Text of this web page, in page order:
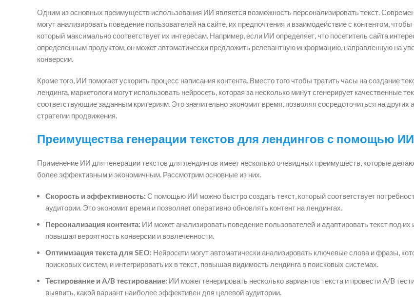
Одним из основных преимуществ использования ИИ является возможность персонализировать текст.
могут анализировать поведение пользователей на сайте, их предпочтения и взаимодействие с контентом, чтобы
который максимально соответствует их интересам. Например, если ИИ определяет, что посетитель сайта
определенным продуктом, он может автоматически предложить релевантную информацию, направленную на
конверсии.
Кроме того, ИИ помогает ускорить процесс написания контента. Вместо того чтобы тратить часы на создание
лендинга, маркетологи могут использовать нейросеть, которая за несколько минут сгенерирует качественные
соответствующие заданным критериям. Это значительно экономит время, позволяя сосредоточиться на других
стратегии продвижения.
Преимущества генерации текстов для лендингов с помощью ИИ
Применение ИИ для генерации текстов для лендингов имеет несколько очевидных преимуществ, которые
более эффективным и экономичным. Рассмотрим основные из них.
Скорость и эффективность: С помощью ИИ можно быстро создать текст, который соответствует
аудитории. Это экономит время и позволяет оперативно обновлять контент на лендингах.
Персонализация контента: ИИ может анализировать поведение пользователей и адаптировать текст под их
повышая вероятность конверсии и вовлеченности.
Оптимизация текста для SEO: Нейросети могут автоматически анализировать ключевые слова и фразы,
поисковых систем, и интегрировать их в текст, повышая видимость лендинга в поисковых системах.
Тестирование и A/B тестирование: ИИ может генерировать несколько вариантов текста и провести A/B
выявить, какой вариант наиболее эффективен для целевой аудитории.